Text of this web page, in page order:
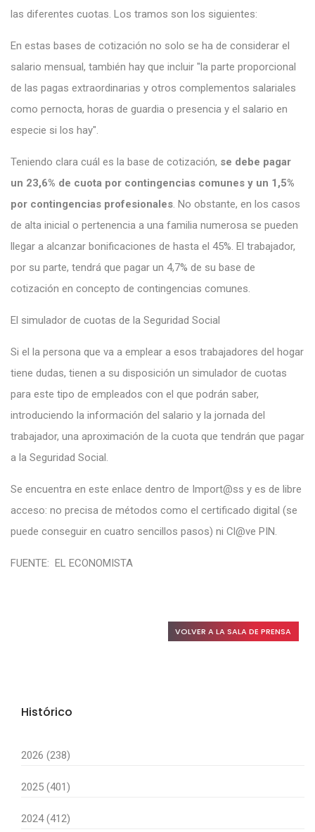
las diferentes cuotas. Los tramos son los siguientes:
En estas bases de cotización no solo se ha de considerar el
salario mensual, también hay que incluir "la parte proporcional
de las pagas extraordinarias y otros complementos salariales
como pernocta, horas de guardia o presencia y el salario en
especie si los hay".
Teniendo clara cuál es la base de cotización, se debe pagar
un 23,6% de cuota por contingencias comunes y un 1,5%
por contingencias profesionales. No obstante, en los casos
de alta inicial o pertenencia a una familia numerosa se pueden
llegar a alcanzar bonificaciones de hasta el 45%. El trabajador,
por su parte, tendrá que pagar un 4,7% de su base de
cotización en concepto de contingencias comunes.
El simulador de cuotas de la Seguridad Social
Si el la persona que va a emplear a esos trabajadores del hogar
tiene dudas, tienen a su disposición un simulador de cuotas
para este tipo de empleados con el que podrán saber,
introduciendo la información del salario y la jornada del
trabajador, una aproximación de la cuota que tendrán que pagar
a la Seguridad Social.
Se encuentra en este enlace dentro de Import@ss y es de libre
acceso: no precisa de métodos como el certificado digital (se
puede conseguir en cuatro sencillos pasos) ni Cl@ve PIN.
FUENTE: EL ECONOMISTA
VOLVER A LA SALA DE PRENSA
Histórico
2026 (238)
2025 (401)
2024 (412)